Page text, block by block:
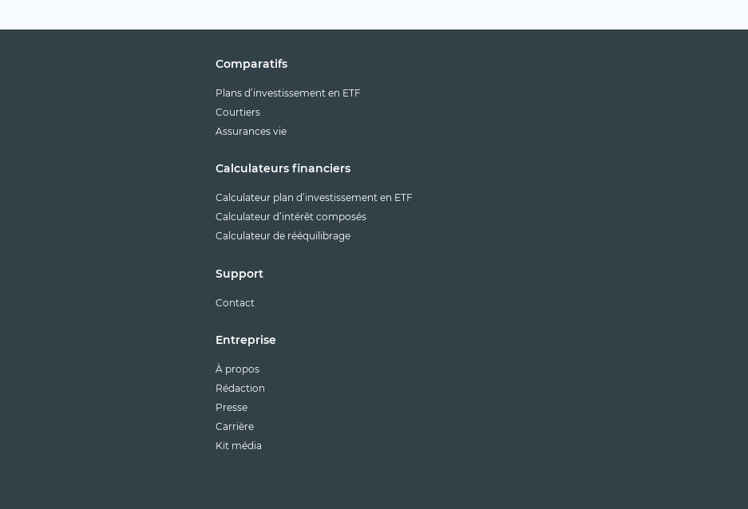
Comparatifs
Plans d’investissement en ETF
Courtiers
Assurances vie
Calculateurs financiers
Calculateur plan d’investissement en ETF
Calculateur d’intérêt composés
Calculateur de rééquilibrage
Support
Contact
Entreprise
À propos
Rédaction
Presse
Carrière
Kit média